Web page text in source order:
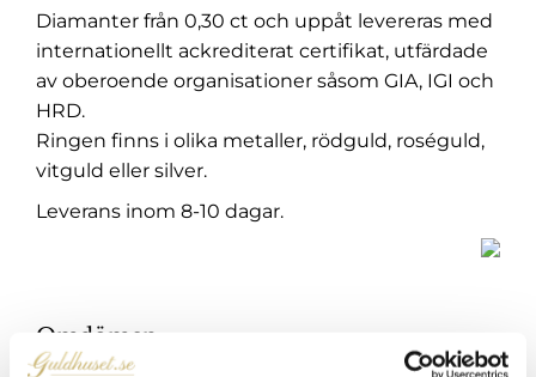
Diamanter från 0,30 ct och uppåt levereras med
internationellt ackrediterat certifikat, utfärdade
av oberoende organisationer såsom GIA, IGI och
HRD.
Ringen finns i olika metaller, rödguld, roséguld,
vitguld eller silver.
Leverans inom 8-10 dagar.
Omdömen